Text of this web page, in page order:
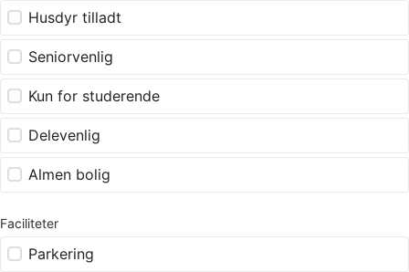
Husdyr tilladt
Seniorvenlig
Kun for studerende
Delevenlig
Almen bolig
Faciliteter
Parkering